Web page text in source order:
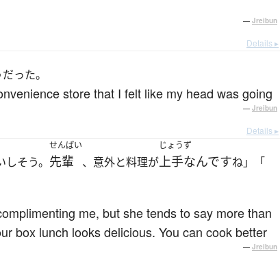
— Jreibun
Details ▸
った。
store that I felt like my head was going
— Jreibun
Details ▸
そう。
せんぱい
先輩 、意外と料理が
じょうず
上手なんですね」「
me, but she tends to say more than
box lunch looks delicious. You can cook better
— Jreibun